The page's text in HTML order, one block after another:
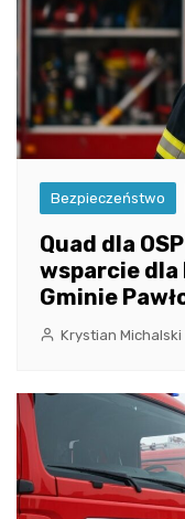
Bezpieczeństwo
Quad dla
wsparcie
Gminie
Krystian Michalski